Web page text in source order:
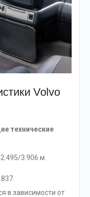
Volvo
технические
3.906 м.
в зависимости от